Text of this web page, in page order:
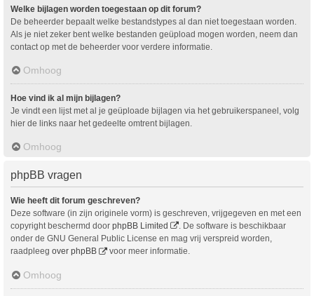
Welke bijlagen worden toegestaan op dit forum?
De beheerder bepaalt welke bestandstypes al dan niet toegestaan worden.
Als je niet zeker bent welke bestanden geüpload mogen worden, neem dan
contact op met de beheerder voor verdere informatie.
Omhoog
Hoe vind ik al mijn bijlagen?
Je vindt een lijst met al je geüploade bijlagen via het gebruikerspaneel, volg
hier de links naar het gedeelte omtrent bijlagen.
Omhoog
phpBB vragen
Wie heeft dit forum geschreven?
Deze software (in zijn originele vorm) is geschreven, vrijgegeven en met een
copyright beschermd door phpBB Limited
. De software is beschikbaar
onder de GNU General Public License en mag vrij verspreid worden,
raadpleeg over phpBB voor meer informatie.
Omhoog